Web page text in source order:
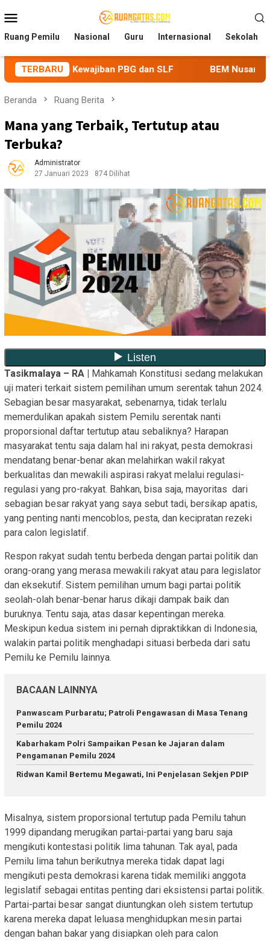
ke
kontenMobile
Ruang Pemilu Nasional Guru Internasional Sekolah
TERBARU
PBG dan SLF BEM Nusantara Priangan Timur
Beranda Ruang Berita
Mana yang Terbaik, Tertutup atau
Terbuka?
Administrator
27 Januari 2023
874 Dilihat
Tasikmalaya – RA | Mahkamah Konstitusi sedang melakukan
uji materi terkait sistem pemilihan umum serentak tahun 2024.
Sebagian besar masyarakat, sebenarnya, tidak terlalu
memerdulikan apakah sistem Pemilu serentak nanti
proporsional daftar tertutup atau sebaliknya? Harapan
masyarakat tentu saja dalam hal ini rakyat, pesta demokrasi
mendatang benar-benar akan melahirkan wakil rakyat
berkualitas dan mewakili aspirasi rakyat melalui regulasi-
regulasi yang pro-rakyat. Bahkan, bisa saja, mayoritas dari
sebagian besar rakyat yang saya sebut tadi, bersikap apatis,
yang penting nanti mencoblos, pesta, dan kecipratan rezeki
para calon legislatif.
Respon rakyat sudah tentu berbeda dengan partai politik dan
orang-orang yang merasa mewakili rakyat atau para legislator
dan eksekutif. Sistem pemilihan umum bagi partai politik
seolah-olah benar-benar harus dikaji dampak baik dan
buruknya. Tentu saja, atas dasar kepentingan mereka.
Meskipun kedua sistem ini pernah dipraktikkan di Indonesia,
walakin partai politik menghadapi situasi berbeda dari satu
Pemilu ke Pemilu lainnya.
BACAAN LAINNYA
Panwascam Purbaratu; Patroli Pengawasan di Masa Tenang
Pemilu 2024
Kabarhakam Polri Sampaikan Pesan ke Jajaran dalam
Pengamanan Pemilu 2024
Ridwan Kamil Bertemu Megawati, Ini Penjelasan Sekjen PDIP
Misalnya, sistem proporsional tertutup pada Pemilu tahun
1999 dipandang merugikan partai-partai yang baru saja
mengikuti kontestasi politik lima tahunan. Tak ayal, pada
Pemilu lima tahun berikutnya mereka tidak dapat lagi
mengikuti pesta demokrasi karena tidak memiliki anggota
legislatif sebagai entitas penting dari eksistensi partai politik.
Partai-partai besar sangat diuntungkan oleh sistem tertutup
karena mereka dapat leluasa menghidupkan mesin partai
dengan bahan bakar yang disiapkan oleh para calon